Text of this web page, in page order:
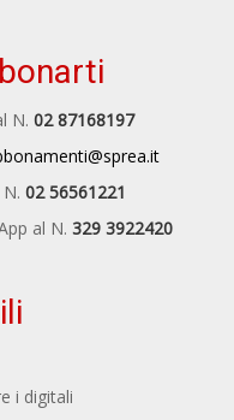
N. 02 87168197
02 56561221
al N. 329 3922420
i digitali